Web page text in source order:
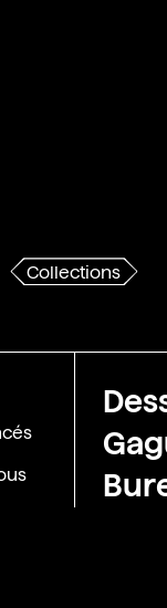
Collections